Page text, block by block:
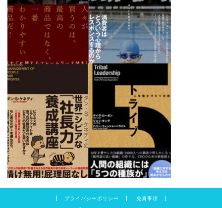
プライバシーポリシー 免責事項